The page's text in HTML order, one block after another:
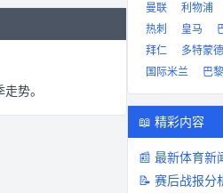
势。
曼联 利物浦
热刺
皇马
拜仁
多特蒙德
国际米兰
巴
📖 精彩内容
📰 最新体育新
📝 赛后战报分